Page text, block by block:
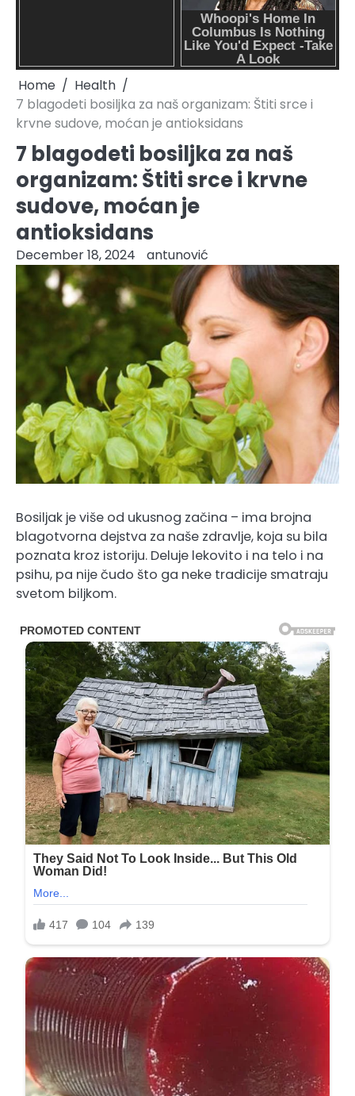
Home
Health
7 blagodeti bosiljka za naš organizam: Štiti srce i
krvne sudove, moćan je antioksidans
7 blagodeti bosiljka za naš
organizam: Štiti srce i krvne
sudove, moćan je
antioksidans
December 18, 2024 antunović
Bosiljak je više od ukusnog začina – ima brojna
blagotvorna dejstva za naše zdravlje, koja su bila
poznata kroz istoriju. Deluje lekovito i na telo i na
psihu, pa nije čudo što ga neke tradicije smatraju
svetom biljkom.